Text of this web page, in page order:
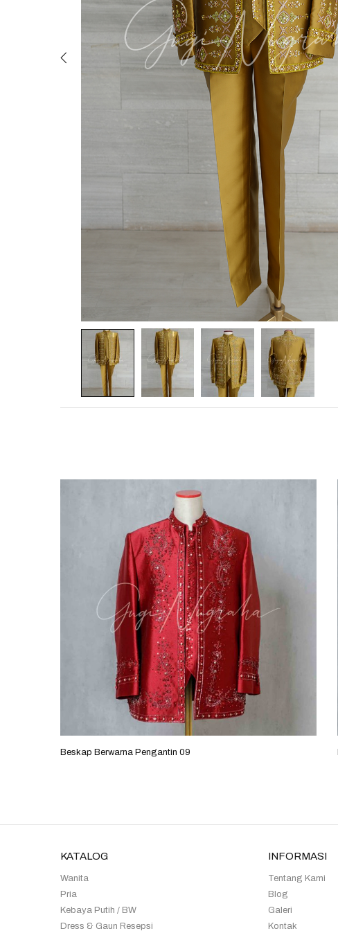
Beskap Berwarna Pengantin 09
KATALOG
Wanita
Pria
Kebaya Putih / BW
Dress & Gaun Resepsi
INFORMASI
Tentang Kami
Blog
Galeri
Kontak